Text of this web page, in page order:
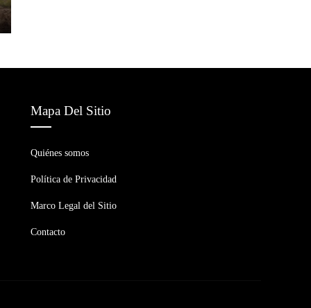
Mapa Del Sitio
Quiénes somos
Política de Privacidad
Marco Legal del Sitio
Contacto